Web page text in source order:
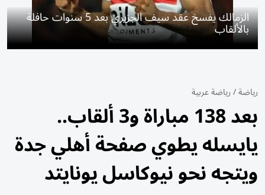
الزمالك يفسخ عقد سيف الجزيري بعد 5 سنوات حافلة
بالألقاب
رياضة/رياضة عربية
بعد 138 مباراة و3 ألقاب..
يايسله يطوي صفحة أهلي جدة
ويتجه نحو نيوكاسل يونايتد